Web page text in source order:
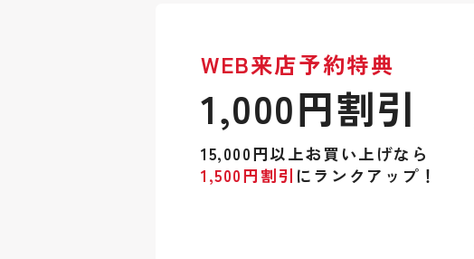
WEB来店予約特典
1,000円割引
15,000円以上お買い上げなら
1,500円割引 にランクアップ！